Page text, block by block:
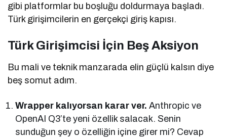
gibi platformlar bu boşluğu doldurmaya başladı.
Türk girişimcilerin en gerçekçi giriş kapısı.
Türk Girişimcisi İçin Beş Aksiyon
Bu mali ve teknik manzarada elin güçlü kalsın diye
beş somut adım.
Wrapper kalıyorsan karar ver. Anthropic ve
OpenAI Q3’te yeni özellik salacak. Senin
sunduğun şey o özelliğin içine girer mi? Cevap